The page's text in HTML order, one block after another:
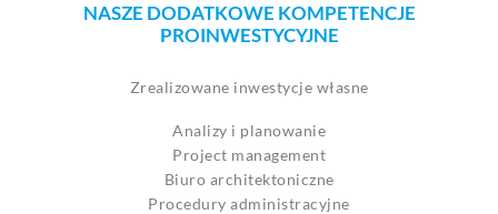
NASZE DODATKOWE KOMPETENCJE
PROINWESTYCYJNE
Zrealizowane inwestycje własne
Analizy i planowanie
Project management
Biuro architektoniczne
Procedury administracyjne